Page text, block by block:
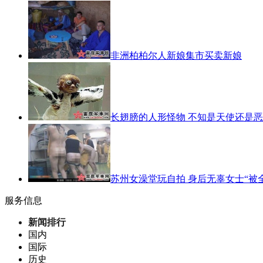
非洲柏柏尔人新娘集市买卖新娘
长翅膀的人形怪物 不知是天使还是
苏州女澡堂玩自拍 身后无辜女士“被
服务信息
新闻排行
国内
国际
历史